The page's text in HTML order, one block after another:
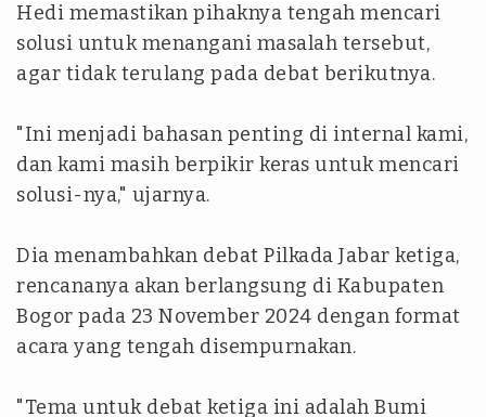
Hedi memastikan pihaknya tengah mencari
solusi untuk menangani masalah tersebut,
agar tidak terulang pada debat berikutnya.
"Ini menjadi bahasan penting di internal kami,
dan kami masih berpikir keras untuk mencari
solusi-nya," ujarnya.
Dia menambahkan debat Pilkada Jabar ketiga,
rencananya akan berlangsung di Kabupaten
Bogor pada 23 November 2024 dengan format
acara yang tengah disempurnakan.
"Tema untuk debat ketiga ini adalah Bumi